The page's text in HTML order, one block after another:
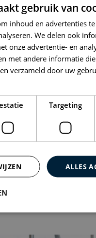
Wijchenseweg
Bekijk 0 vacatures
gebruik van
inhoud en advertenties
We delen ook
onze advertentie- en
met andere informatie
verzameld door uw
Targeting
ALLES